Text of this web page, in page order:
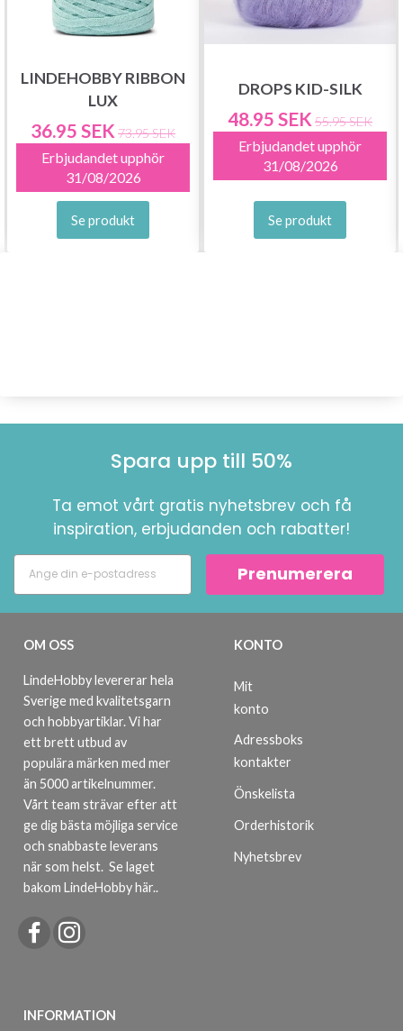
LINDEHOBBY RIBBON
LUX
36.95 SEK 73.95 SEK
Erbjudandet upphör
31/08/2026
Se produkt
DROPS KID-SILK
48.95 SEK 55.95 SEK
Erbjudandet upphör
31/08/2026
Se produkt
Spara upp till 50%
Ta emot vårt gratis nyhetsbrev och få
inspiration, erbjudanden och rabatter!
Prenumerera
OM OSS
LindeHobby levererar hela
Sverige med kvalitetsgarn
och hobbyartiklar. Vi har
ett brett utbud av
populära märken med mer
än 5000 artikelnummer.
Vårt team strävar efter att
ge dig bästa möjliga service
och snabbaste leverans
när som helst. Se laget
bakom LindeHobby här..
INFORMATION
KONTO
Mit
konto
Adressboks
kontakter
Önskelista
Orderhistorik
Nyhetsbrev